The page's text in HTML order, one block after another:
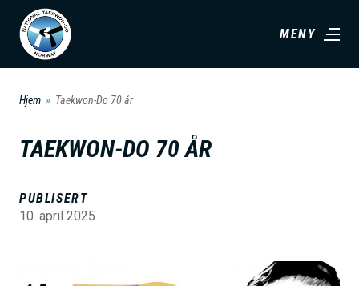
MENY
Hjem Taekwon-Do 70 år
TAEKWON-DO 70 ÅR
PUBLISERT
10. april 2025